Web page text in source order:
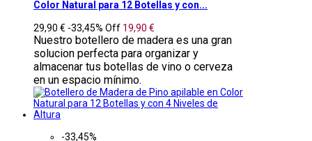
Color Natural para 12 Botellas y con...
29,90 € -33,45% Off 19,90 €
Nuestro botellero de madera es una gran
solucion perfecta para organizar y
almacenar tus botellas de vino o cerveza
en un espacio mínimo.
-33,45%